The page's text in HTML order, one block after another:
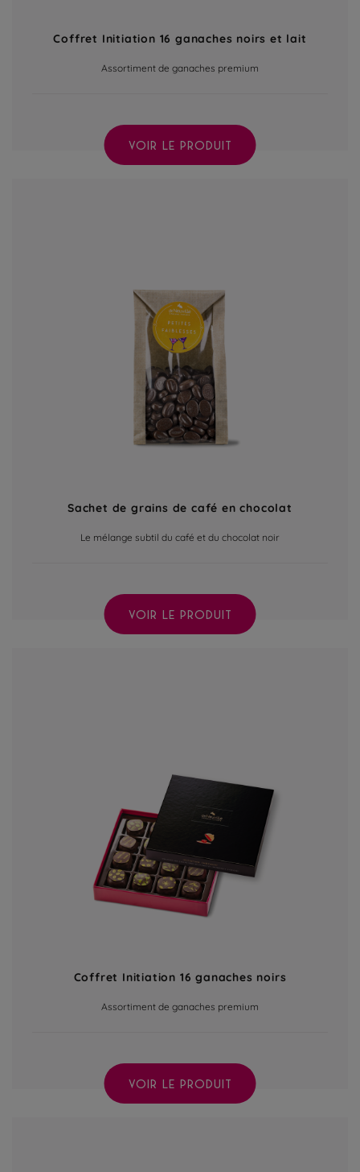
Coffret Initiation 16 ganaches noirs et lait
Assortiment de ganaches premium
VOIR LE PRODUIT
Sachet de grains de café en chocolat
Le mélange subtil du café et du chocolat noir
VOIR LE PRODUIT
Coffret Initiation 16 ganaches noirs
Assortiment de ganaches premium
VOIR LE PRODUIT